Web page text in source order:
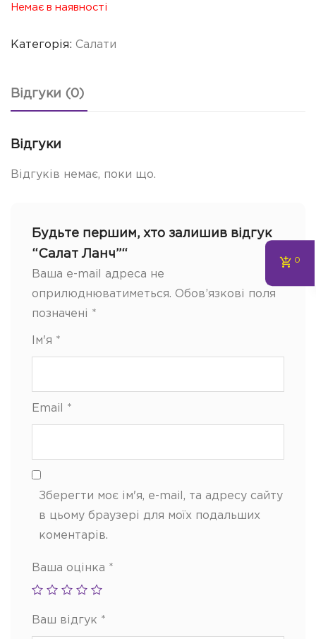
Немає в наявності
Категорія: Салати
Відгуки (0)
Відгуки
Відгуків немає, поки що.
Будьте першим, хто залишив відгук
“Салат Ланч”“
Ваша e-mail адреса не
оприлюднюватиметься. Обов’язкові поля
позначені *
Ім'я *
Email *
Зберегти моє ім'я, e-mail, та адресу сайту
в цьому браузері для моїх подальших
коментарів.
Ваша оцінка *
Ваш відгук *
0